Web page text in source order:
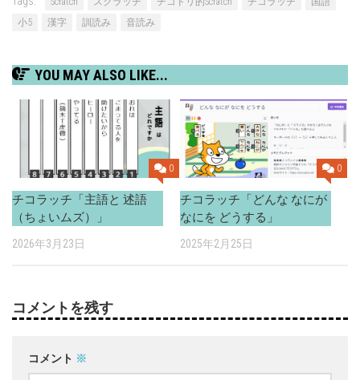
小5
漢字 訓読み 音読み
YOU MAY ALSO LIKE...
0
チコラッチ「主語と 述語
（ちょいムズ）」
2026年3月23日
0
チコラッチ「どんな なにが
なにを どうする」
2025年2月25日
コメントを残す
コメント ※